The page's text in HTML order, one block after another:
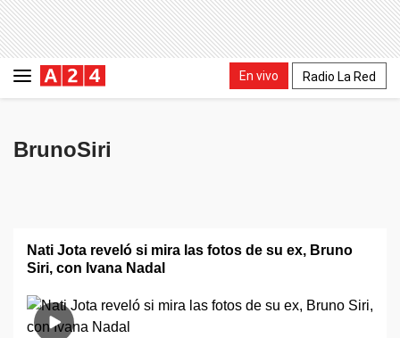
En vivo Radio La Red
BrunoSiri
Nati Jota reveló si mira las fotos de su ex, Bruno
Siri, con Ivana Nadal